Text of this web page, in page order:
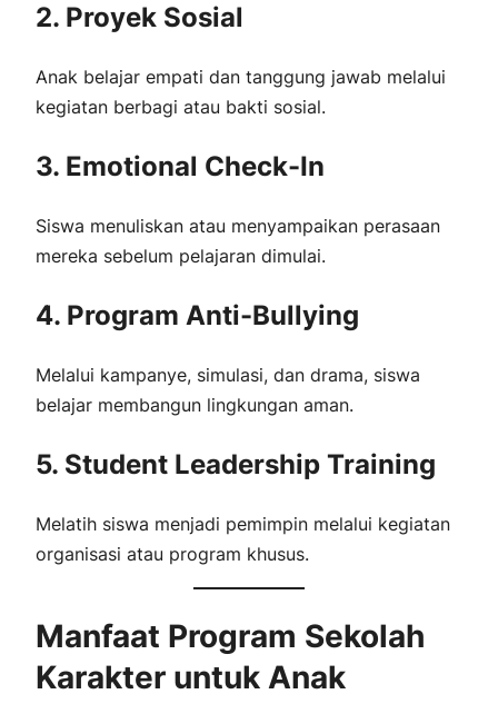
2. Proyek Sosial
Anak belajar empati dan tanggung jawab melalui
kegiatan berbagi atau bakti sosial.
3. Emotional Check-In
Siswa menuliskan atau menyampaikan perasaan
mereka sebelum pelajaran dimulai.
4. Program Anti-Bullying
Melalui kampanye, simulasi, dan drama, siswa
belajar membangun lingkungan aman.
5. Student Leadership Training
Melatih siswa menjadi pemimpin melalui kegiatan
organisasi atau program khusus.
Manfaat Program Sekolah
Karakter untuk Anak